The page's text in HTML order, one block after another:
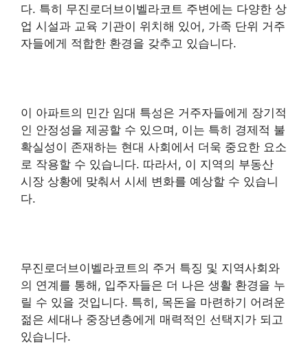
다. 특히 무진로더브이벨라코트 주변에는 다양한 상
업 시설과 교육 기관이 위치해 있어, 가족 단위 거주
자들에게 적합한 환경을 갖추고 있습니다.
이 아파트의 민간 임대 특성은 거주자들에게 장기적
인 안정성을 제공할 수 있으며, 이는 특히 경제적 불
확실성이 존재하는 현대 사회에서 더욱 중요한 요소
로 작용할 수 있습니다. 따라서, 이 지역의 부동산
시장 상황에 맞춰서 시세 변화를 예상할 수 있습니
다.
무진로더브이벨라코트의 주거 특징 및 지역사회와
의 연계를 통해, 입주자들은 더 나은 생활 환경을 누
릴 수 있을 것입니다. 특히, 목돈을 마련하기 어려운
젊은 세대나 중장년층에게 매력적인 선택지가 되고
있습니다.